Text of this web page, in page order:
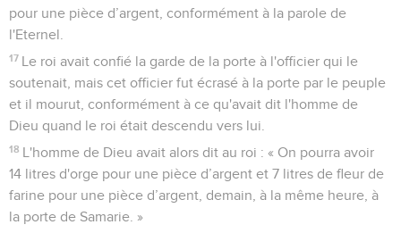
pour une pièce d’argent, conformément à la parole de
l'Eternel.
17 Le roi avait confié la garde de la porte à l'officier qui le
soutenait, mais cet officier fut écrasé à la porte par le peuple
et il mourut, conformément à ce qu'avait dit l'homme de
Dieu quand le roi était descendu vers lui.
18 L'homme de Dieu avait alors dit au roi : « On pourra avoir
14 litres d'orge pour une pièce d’argent et 7 litres de fleur de
farine pour une pièce d’argent, demain, à la même heure, à
la porte de Samarie. »